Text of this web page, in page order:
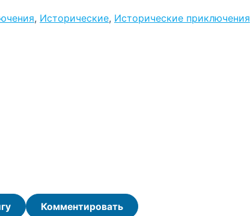
, Исторические, Исторические приключения
Комментировать